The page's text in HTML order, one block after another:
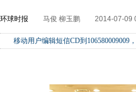
环球时报 马俊 柳玉鹏 2014-07-09
移动用户编辑短信CD到